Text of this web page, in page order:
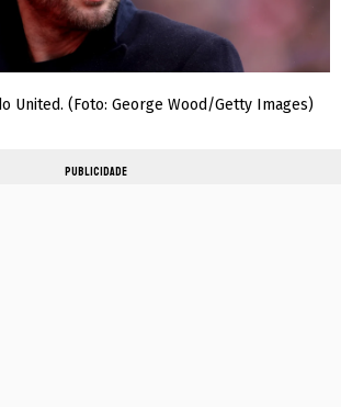
United. (Foto: George Wood/Getty Images)
PUBLICIDADE